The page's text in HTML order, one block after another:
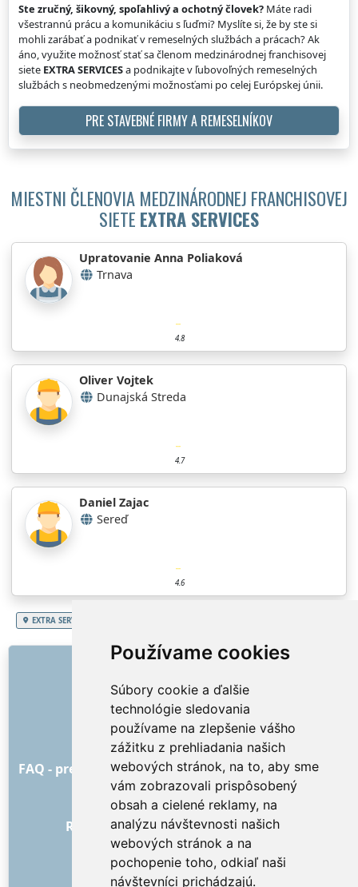
Používame cookies
Súbory cookie a ďalšie
technológie sledovania
používame na zlepšenie vášho
zážitku z prehliadania našich
webových stránok, na to, aby sme
vám zobrazovali prispôsobený
obsah a cielené reklamy, na
analýzu návštevnosti našich
webových stránok a na
pochopenie toho, odkiaľ naši
návštevníci prichádzajú.
Ste zručný, šikovný, spoľahlivý a ochotný človek? Máte radi
všestrannú prácu a komunikáciu s ľuďmi? Myslíte si, že by ste si
mohli zarábať a podnikať v remeselných službách a prácach? Ak
áno, využite možnosť stať sa členom medzinárodnej franchisovej
siete EXTRA SERVICESa podnikajte v ľubovoľných remeselných
službách s neobmedzenými možnosťami po celej Európskej únii.
PRE STAVEBNÉ FIRMY A REMESELNÍKOV
MIESTNI ČLENOVIA MEDZINÁRODNEJ FRANCHISOVEJ
SIETE EXTRA SERVICES
Upratovanie Anna Poliaková
Trnava
4.8
Oliver Vojtek
Dunajská Streda
4.7
Daniel Zajac
Sereď
4.6
EXTRA SERVICES
ODKAZY
O nás
Ako to všetko začalo
Cenník
Všeobecné obchodné podmienky
FAQ - pre objednávateľa FAQ - pre poskytovateľov
Reklama a marketing
Blog
Recenzie objednávok s hodnotením
Kontakt
SOCIÁLNE SIETE